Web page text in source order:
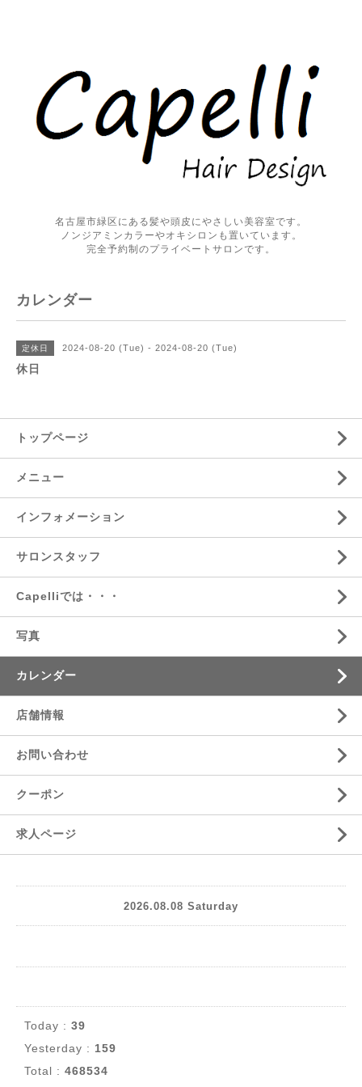
名古屋市緑区にある髪や頭皮にやさしい美容室です。
ノンジアミンカラーやオキシロンも置いています。
完全予約制のプライベートサロンです。
カレンダー
定休日 2024-08-20 (Tue) - 2024-08-20 (Tue)
休日
トップページ
メニュー
インフォメーション
サロンスタッフ
Capelliでは・・・
写真
カレンダー
店舗情報
お問い合わせ
クーポン
求人ページ
2026.08.08 Saturday
Today : 39
Yesterday : 159
Total : 468534